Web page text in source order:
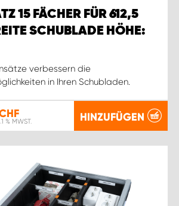
15 FÄCHER FÜR 612,5
SCHUBLADE HÖHE:
verbessern die
in Ihren Schubladen.
% MWST. HINZUFÜGEN